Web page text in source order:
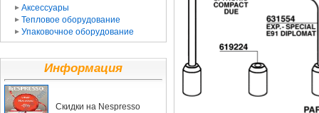
Аксессуары
Тепловое оборудование
Упаковочное оборудование
Информация
Скидки на Nespresso